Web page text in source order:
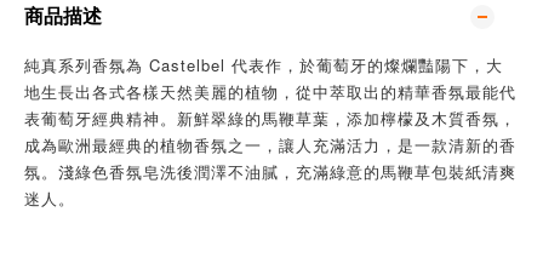
商品描述
純真系列香氛為 Castelbel 代表作，於葡萄牙的燦爛豔陽下，大
地生長出各式各樣天然美麗的植物，從中萃取出的精華香氛最能代
表葡萄牙經典精神。新鮮翠綠的馬鞭草葉，添加檸檬及木質香氛，
成為歐洲最經典的植物香氛之一，讓人充滿活力，是一款清新的香
氛。淺綠色香氛皂洗後潤澤不油膩，充滿綠意的馬鞭草包裝紙清爽
迷人。